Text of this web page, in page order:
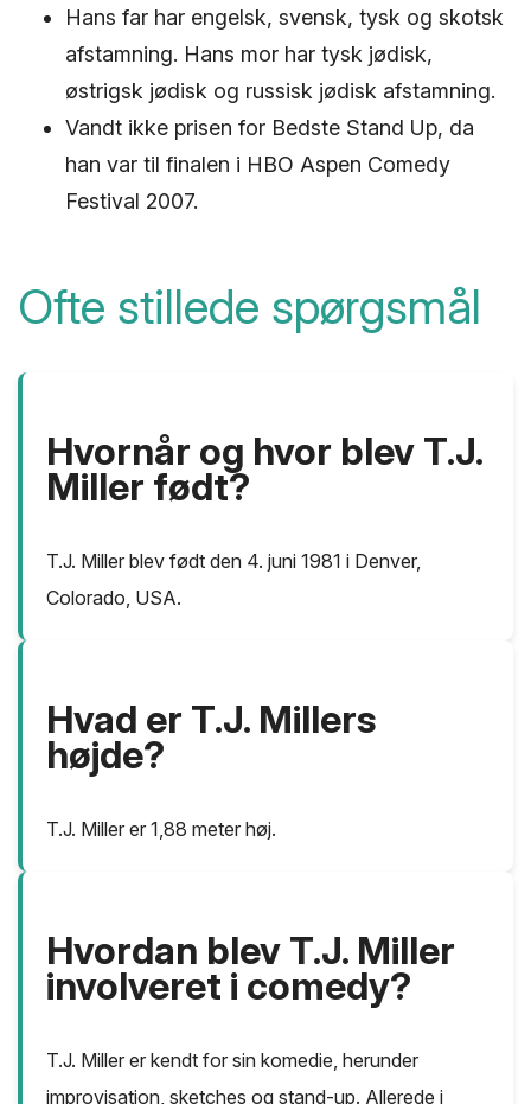
Hans far har engelsk, svensk, tysk og skotsk
afstamning. Hans mor har tysk jødisk,
østrigsk jødisk og russisk jødisk afstamning.
Vandt ikke prisen for Bedste Stand Up, da
han var til finalen i HBO Aspen Comedy
Festival 2007.
Ofte stillede spørgsmål
Hvornår og hvor blev T.J.
Miller født?
T.J. Miller blev født den 4. juni 1981 i Denver,
Colorado, USA.
Hvad er T.J. Millers
højde?
T.J. Miller er 1,88 meter høj.
Hvordan blev T.J. Miller
involveret i comedy?
T.J. Miller er kendt for sin komedie, herunder
improvisation, sketches og stand-up. Allerede i